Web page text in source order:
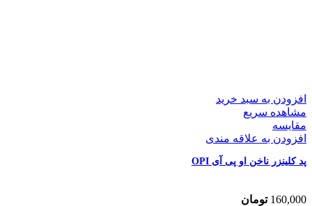
افزودن به سبد خرید
مشاهده سریع
مقایسه
افزودن به علاقه مندی
پد کلینزر ناخن او پی آی OPI
160,000 تومان